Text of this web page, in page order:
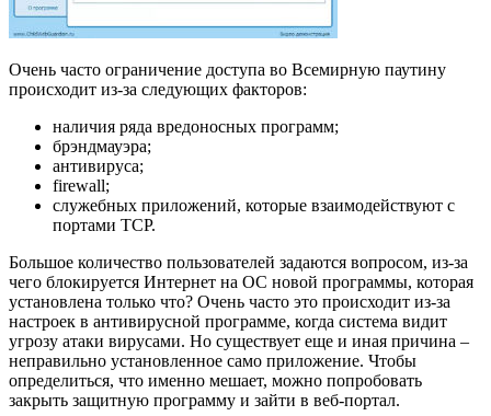
Очень часто ограничение доступа во Всемирную паутину
происходит из-за следующих факторов:
наличия ряда вредоносных программ;
брэндмауэра;
антивируса;
firewall;
служебных приложений, которые взаимодействуют с
портами ТСР.
Большое количество пользователей задаются вопросом, из-за
чего блокируется Интернет на ОС новой программы, которая
установлена только что? Очень часто это происходит из-за
настроек в антивирусной программе, когда система видит
угрозу атаки вирусами. Но существует еще и иная причина –
неправильно установленное само приложение. Чтобы
определиться, что именно мешает, можно попробовать
закрыть защитную программу и зайти в веб-портал.